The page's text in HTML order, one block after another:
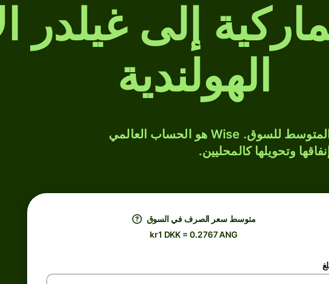
إلى غيلدر
الهولندية
حوّل DKK إلى ANG بسعر الصرف المتوسط للسوق. Wise هو الحساب العالمي
وتحويلها كالمحليين.
متوسط ​​سعر الصرف في السوق
kr1 DKK = 0.2767 ANG